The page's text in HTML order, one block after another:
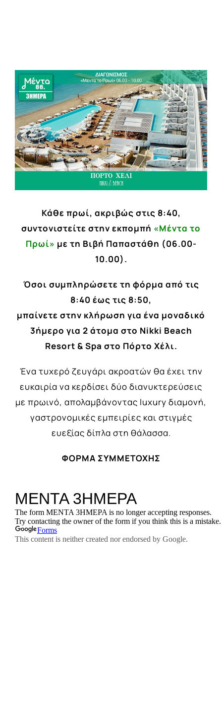
View
Larger
Image
Κάθε πρωί, ακριβώς στις 8:40,
συντονιστείτε στην εκπομπή «Μέντα το
Πρωί» με τη Βιβή Παπαστάθη (06.00-
10.00).
Όσοι συμπληρώσετε τη φόρμα από τις
8:40 έως τις 8:50,
μπαίνετε στην κλήρωση για ένα μοναδικό
3ήμερο για 2 άτομα στο Nikki Beach
Resort & Spa στο Πόρτο Χέλι.
Ένα τυχερό ζευγάρι ακροατών θα έχει την
ευκαιρία να κερδίσει δύο διανυκτερεύσεις
με πρωινό, απολαμβάνοντας luxury διαμονή,
γαστρονομικές εμπειρίες και στιγμές
ευεξίας δίπλα στη θάλασσα.
ΦΟΡΜΑ ΣΥΜΜΕΤΟΧΗΣ